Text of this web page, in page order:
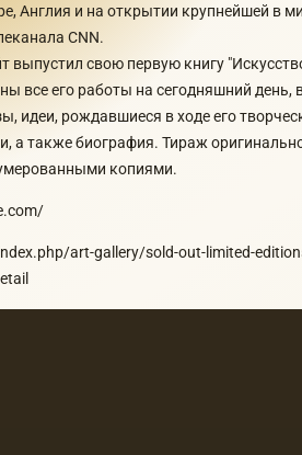
Англия и на открытии крупнейшей в
CNN.
выпустил свою первую книгу
все его работы на сегодняшний день,
идеи, рождавшиеся в ходе его
а также биография. Тираж
копиями.
art-gallery/sold-out-limited-